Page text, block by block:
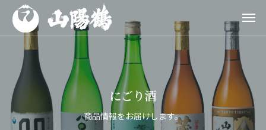
にごり酒
商品情報をお届けします。